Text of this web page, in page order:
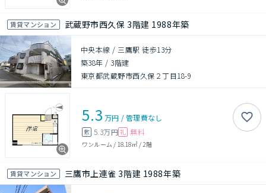
賃貸マンション 武蔵野市西久保 3階建 1988年築
中央本線 / 三鷹駅 徒歩13分
築38年 / 3階建
東京都武蔵野市西久保２丁目18-9
5.3 万円 /管理費なし
敷 5.3万円 礼 無料
ワンルーム / 18.18㎡/ 2階
賃貸マンション 三鷹市上連雀 3階建 1988年築